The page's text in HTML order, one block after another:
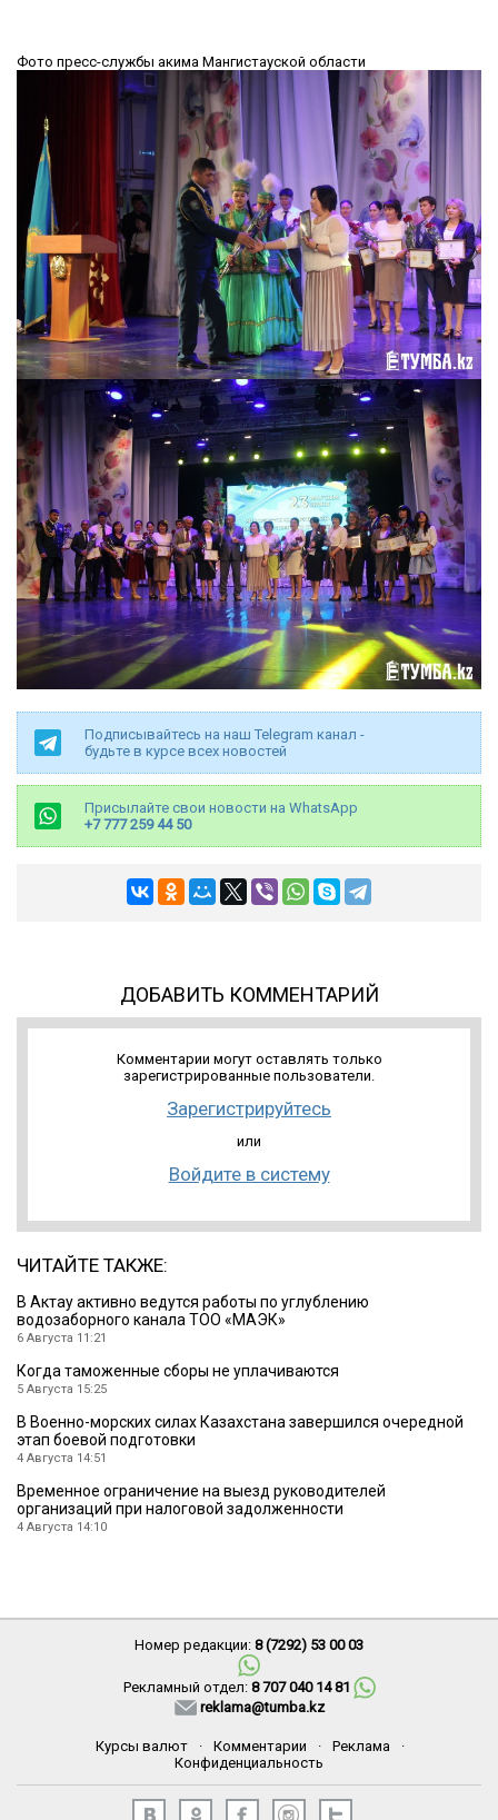
Фото пресс-службы акима Мангистауской области
Подписывайтесь на наш Telegram канал -
будьте в курсе всех новостей
Присылайте свои новости на WhatsApp
+7 777 259 44 50
ДОБАВИТЬ КОММЕНТАРИЙ
Комментарии могут оставлять только
зарегистрированные пользователи.
Зарегистрируйтесь
или
Войдите в систему
ЧИТАЙТЕ ТАКЖЕ:
В Актау активно ведутся работы по углублению
водозаборного канала ТОО «МАЭК»
6 Августа 11:21
Когда таможенные сборы не уплачиваются
5 Августа 15:25
В Военно-морских силах Казахстана завершился очередной
этап боевой подготовки
4 Августа 14:51
Временное ограничение на выезд руководителей
организаций при налоговой задолженности
4 Августа 14:10
Номер редакции: 8 (7292) 53 00 03
Рекламный отдел: 8 707 040 14 81
reklama@tumba.kz
Курсы валют · Комментарии · Реклама
·
Конфиденциальность